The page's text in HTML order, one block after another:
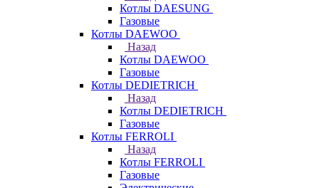
Котлы DAESUNG
Газовые
Котлы DAEWOO
Назад
Котлы DAEWOO
Газовые
Котлы DEDIETRICH
Назад
Котлы DEDIETRICH
Газовые
Котлы FERROLI
Назад
Котлы FERROLI
Газовые